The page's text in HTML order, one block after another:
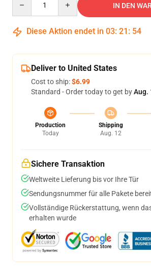
IN DEN
Diese Aktion endet in 03: 21 : 53
Deliver to United States
Cost to ship:$6.99
Standard - Order today to get byAug.
Production
Today
Shipping
Aug. 12
Sichere Transaktion
Weltweite Lieferung bis vor Ihre Tür
Sendungsnummer für alle Pakete
Vollständige Rückerstattung, wenn
erhalten wurde